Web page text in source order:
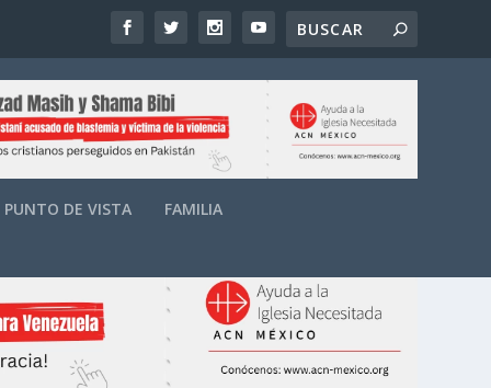
PUNTO DE VISTA FAMILIA